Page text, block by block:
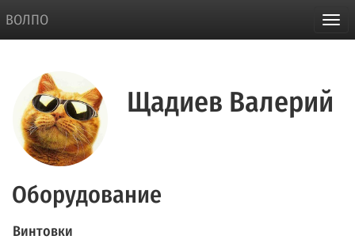
ВОЛПО
Щадиев Валерий
Оборудование
Винтовки